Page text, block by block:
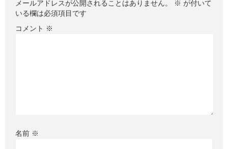
メールアドレスが公開されることはありません。 ※ が付いて
いる欄は必須項目です
コメント ※
名前 ※